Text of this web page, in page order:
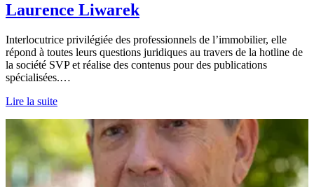
Laurence Liwarek
Interlocutrice privilégiée des professionnels de l’immobilier, elle
répond à toutes leurs questions juridiques au travers de la hotline de
la société SVP et réalise des contenus pour des publications
spécialisées.…
Lire la suite